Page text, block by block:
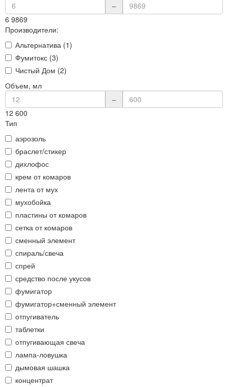
–
6 9869
Производители:
Альтернатива (1)
Фумитокс (3)
Чистый Дом (2)
Объем, мл
–
12 600
Тип
аэрозоль
браслет/стикер
дихлофос
крем от комаров
лента от мух
мухобойка
пластины от комаров
сетка от комаров
сменный элемент
спираль/свеча
спрей
средство после укусов
фумигатор
фумигатор+сменный элемент
отпугиватель
таблетки
отпугивающая свеча
лампа-ловушка
дымовая шашка
концентрат